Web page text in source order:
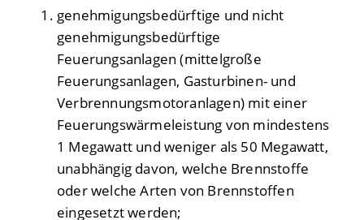
genehmigungsbedürftige und nicht
genehmigungsbedürftige
Feuerungsanlagen (mittelgroße
Feuerungsanlagen, Gasturbinen- und
Verbrennungsmotoranlagen) mit einer
Feuerungswärmeleistung von mindestens
1 Megawatt und weniger als 50 Megawatt,
unabhängig davon, welche Brennstoffe
oder welche Arten von Brennstoffen
eingesetzt werden;